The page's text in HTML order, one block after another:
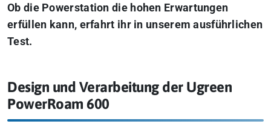
Ob die Powerstation die hohen Erwartungen
erfüllen kann, erfahrt ihr in unserem ausführlichen
Test.
Design und Verarbeitung der Ugreen
PowerRoam 600